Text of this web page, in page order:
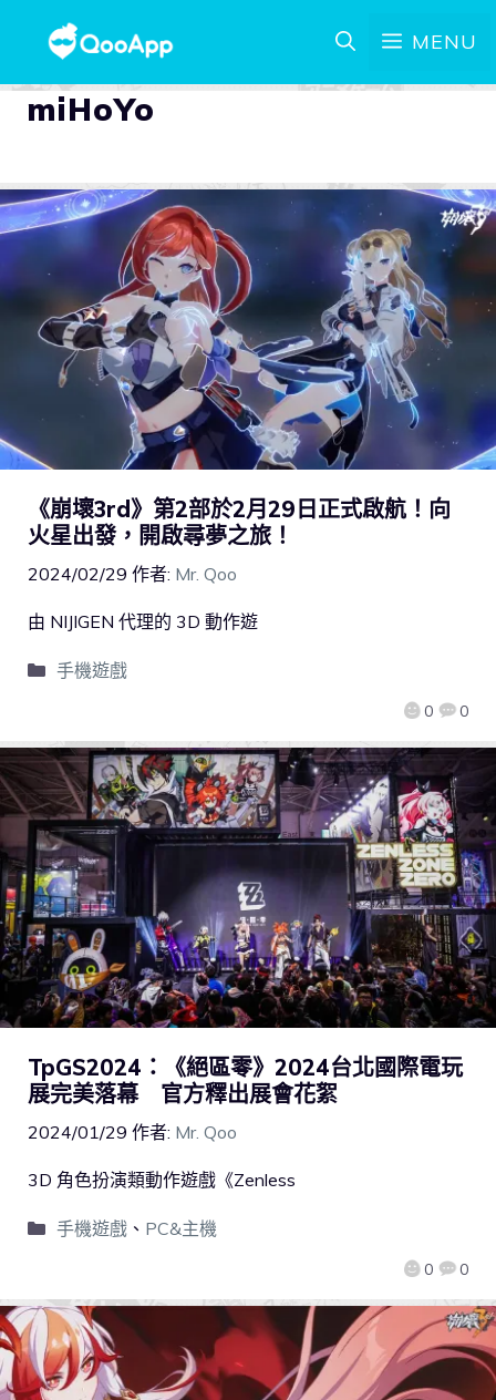
MENU
miHoYo
《崩壞3rd》第2部於2月29日正式啟航！向
火星出發，開啟尋夢之旅！
2024/02/29 作者: Mr. Qoo
0 0
由 NIJIGEN 代理的 3D 動作遊
手機遊戲
TpGS2024：《絕區零》2024台北國際電玩
展完美落幕 官方釋出展會花絮
2024/01/29 作者: Mr. Qoo
0 0
3D 角色扮演類動作遊戲《Zenless
手機遊戲、 PC&主機